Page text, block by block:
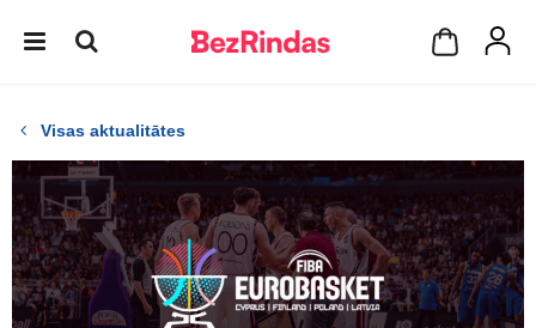
Visas aktualitātes